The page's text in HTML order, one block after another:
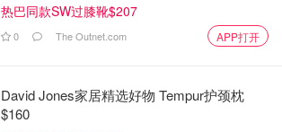
热巴同款SW过膝靴$207
0 The Outnet.com APP打开
David Jones家居精选好物 Tempur护颈枕
$160